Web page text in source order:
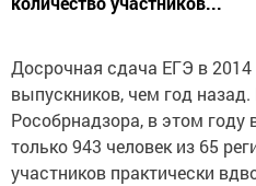
Досрочная сдача ЕГЭ в
выпускников, чем год
Рособрнадзора, в этом году
только 943 человек из 65
участников практически